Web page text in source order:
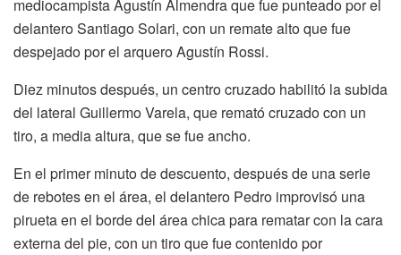
mediocampista Agustín Almendra que fue punteado por el
delantero Santiago Solari, con un remate alto que fue
despejado por el arquero Agustín Rossi.
Diez minutos después, un centro cruzado habilitó la subida
del lateral Guillermo Varela, que remató cruzado con un
tiro, a media altura, que se fue ancho.
En el primer minuto de descuento, después de una serie
de rebotes en el área, el delantero Pedro improvisó una
pirueta en el borde del área chica para rematar con la cara
externa del pie, con un tiro que fue contenido por